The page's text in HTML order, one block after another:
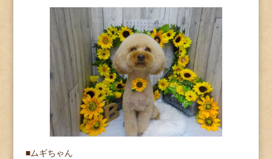
■ムギちゃん